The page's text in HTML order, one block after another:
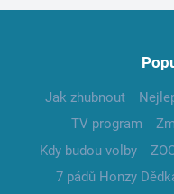
Jak zhubnout
TV program
Kdy budou volby
7 pádů Honzy